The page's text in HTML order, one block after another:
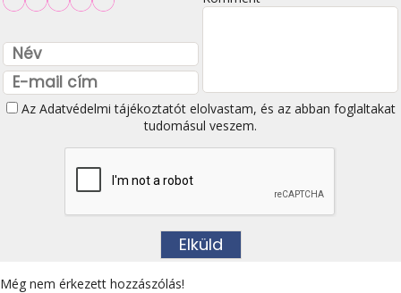
Az Adatvédelmi tájékoztatótelolvastam, és az abban foglaltakat
tudomásul veszem.
Még nem érkezett hozzászólás!